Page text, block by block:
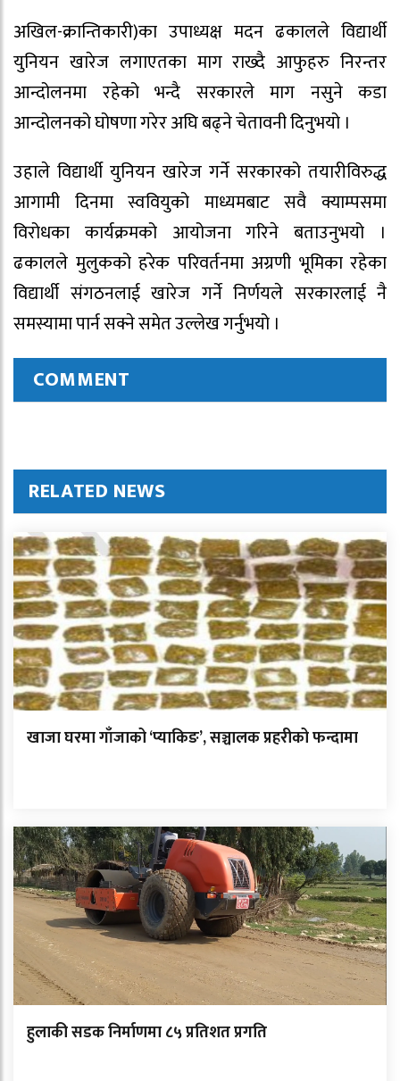
अखिल-क्रान्तिकारी)का उपाध्यक्ष मदन ढकालले विद्यार्थी
युनियन खारेज लगाएतका माग राख्दै आफुहरु निरन्तर
आन्दोलनमा रहेको भन्दै सरकारले माग नसुने कडा
आन्दोलनको घोषणा गरेर अघि बढ्ने चेतावनी दिनुभयो ।
उहाले विद्यार्थी युनियन खारेज गर्ने सरकारको तयारीविरुद्ध
आगामी दिनमा स्ववियुको माध्यमबाट सवै क्याम्पसमा
विरोधका कार्यक्रमको आयोजना गरिने बताउनुभयो ।
ढकालले मुलुकको हरेक परिवर्तनमा अग्रणी भूमिका रहेका
विद्यार्थी संगठनलाई खारेज गर्ने निर्णयले सरकारलाई नै
समस्यामा पार्न सक्ने समेत उल्लेख गर्नुभयो ।
COMMENT
RELATED NEWS
खाजा घरमा गाँजाको ‘प्याकिङ’, सञ्चालक प्रहरीको फन्दामा
हुलाकी सडक निर्माणमा ८५ प्रतिशत प्रगति